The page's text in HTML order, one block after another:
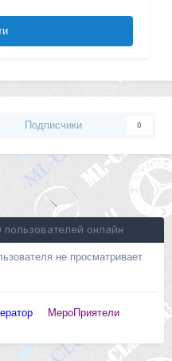
Подписчики 0
пользователей онлайн
не просматривает
МероПриятели